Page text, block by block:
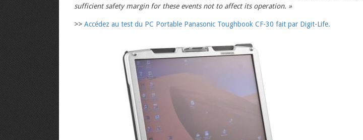
sufficient safety margin for these events not to affect its operation. »
>> Accédez au test du PC Portable Panasonic Toughbook CF-30 fait par Digit-Life.